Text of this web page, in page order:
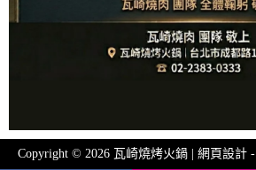
Copyright © 2026 瓦崎燒烤火鍋 | 網頁設計 -